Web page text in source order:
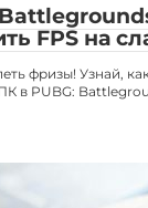
FPS на
фризы! Узнай,
в PUBG: